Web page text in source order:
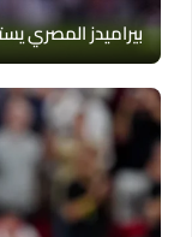
بيراميدز المصري